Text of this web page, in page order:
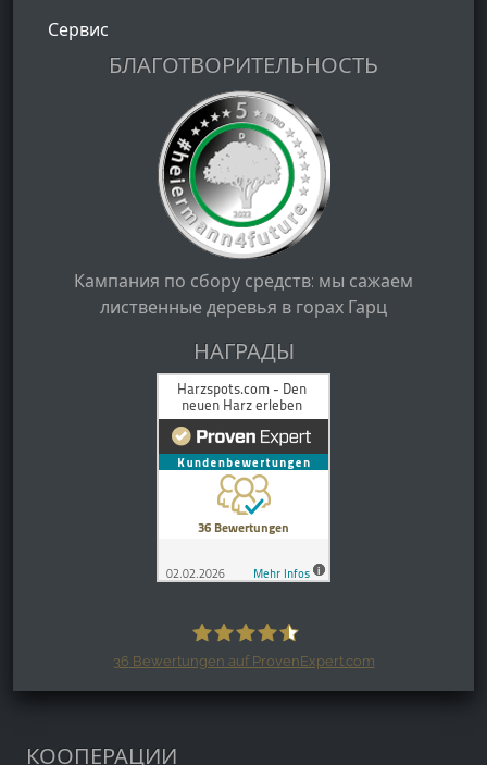
Сервис
БЛАГОТВОРИТЕЛЬНОСТЬ
Кампания по сбору средств: мы сажаем
лиственные деревья в горах Гарц
НАГРАДЫ
36 Bewertungen auf ProvenExpert.com
КООПЕРАЦИИ